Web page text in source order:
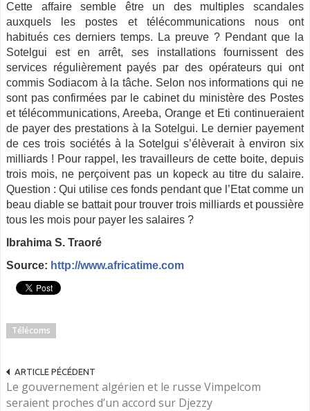
Cette affaire semble être un des multiples scandales
auxquels les postes et télécommunications nous ont
habitués ces derniers temps. La preuve ? Pendant que la
Sotelgui est en arrêt, ses installations fournissent des
services régulièrement payés par des opérateurs qui ont
commis Sodiacom à la tâche. Selon nos informations qui ne
sont pas confirmées par le cabinet du ministère des Postes
et télécommunications, Areeba, Orange et Eti continueraient
de payer des prestations à la Sotelgui. Le dernier payement
de ces trois sociétés à la Sotelgui s’élèverait à environ six
milliards ! Pour rappel, les travailleurs de cette boite, depuis
trois mois, ne perçoivent pas un kopeck au titre du salaire.
Question : Qui utilise ces fonds pendant que l’Etat comme un
beau diable se battait pour trouver trois milliards et poussière
tous les mois pour payer les salaires ?
Ibrahima S. Traoré
Source: http://www.africatime.com
Télécoms
ARTICLE PÉCÉDENT
Le gouvernement algérien et le russe Vimpelcom
seraient proches d’un accord sur Djezzy